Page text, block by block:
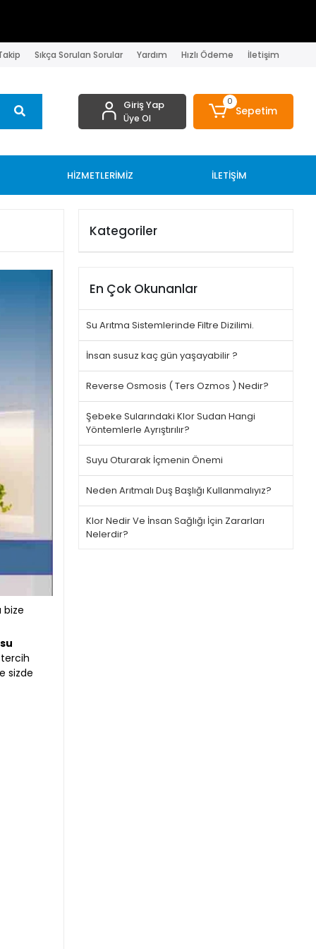
Sıkça Sorulan Sorular Yardım Hızlı Ödeme İletişim
Giriş Yap
Üye Ol
0
Sepetim
HİZMETLERİMİZ İLETİŞİM
bize
su
tercih
sizde
Kategoriler
En Çok Okunanlar
Su Arıtma Sistemlerinde Filtre Dizilimi.
İnsan susuz kaç gün yaşayabilir ?
Reverse Osmosis ( Ters Ozmos ) Nedir?
Şebeke Sularındaki Klor Sudan Hangi
Yöntemlerle Ayrıştırılır?
Suyu Oturarak İçmenin Önemi
Neden Arıtmalı Duş Başlığı Kullanmalıyız?
Klor Nedir Ve İnsan Sağlığı İçin Zararları
Nelerdir?